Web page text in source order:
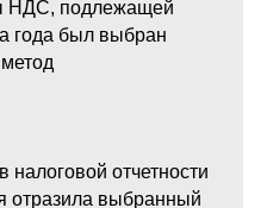
НДС, подлежащей
года был выбран
налоговой отчетности
отразила выбранный